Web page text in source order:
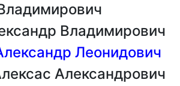
Владимирович
Леонидович
Александрович